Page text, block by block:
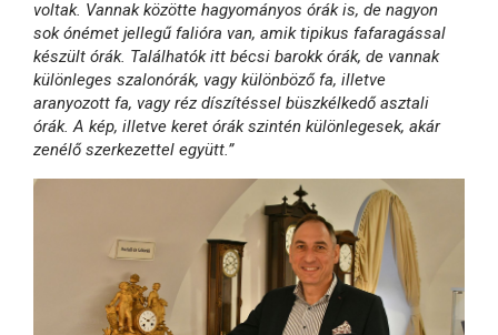
voltak. Vannak közötte hagyományos órák is, de nagyon
sok ónémet jellegű falióra van, amik tipikus fafaragással
készült órák. Találhatók itt bécsi barokk órák, de vannak
különleges szalonórák, vagy különböző fa, illetve
aranyozott fa, vagy réz díszítéssel büszkélkedő asztali
órák. A kép, illetve keret órák szintén különlegesek, akár
zenélő szerkezettel együtt.”